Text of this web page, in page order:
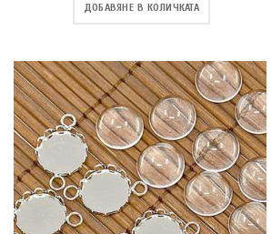
ДОБАВЯНЕ В КОЛИЧКАТА